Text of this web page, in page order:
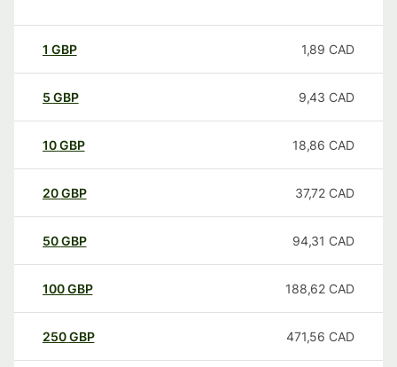
1 GBP 1,89 CAD
5 GBP 9,43 CAD
10GBP 18,86 CAD
20GBP 37,72 CAD
50GBP 94,31 CAD
100GBP 188,62 CAD
250GBP 471,56 CAD